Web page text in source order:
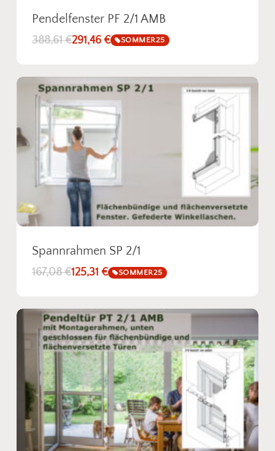
Pendelfenster PF 2/1 AMB
388,61€291,46 € SOMMER25
Spannrahmen SP 2/1
167,08€125,31 € SOMMER25